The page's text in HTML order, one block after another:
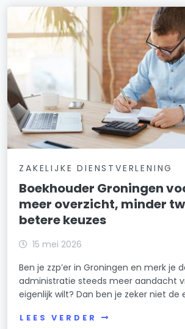
ZAKELIJKE DIENSTVERLENING
Boekhouder Groningen
meer overzicht, minder
betere keuzes
15 mei 2026
Ben je zzp’er in Groningen en merk je
administratie steeds meer aandacht
eigenlijk wilt? Dan ben je zeker niet de
LEES VERDER